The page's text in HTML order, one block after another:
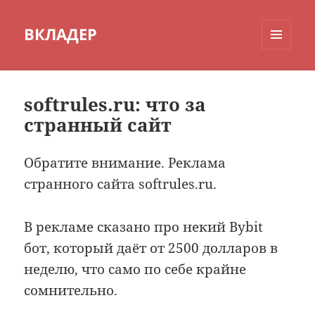
ВКЛАДЕР
softrules.ru: что за
странный сайт
Обратите внимание. Реклама
странного сайта softrules.ru.
В рекламе сказано про некий Bybit
бот, который даёт от 2500 долларов в
неделю, что само по себе крайне
сомнительно.